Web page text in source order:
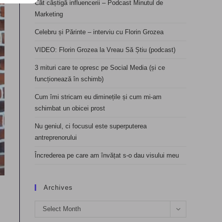
Cât câștigă influencerii – Podcast Minutul de
Marketing
Celebru și Părinte – interviu cu Florin Grozea
VIDEO: Florin Grozea la Vreau Să Știu (podcast)
3 mituri care te opresc pe Social Media (și ce
funcționează în schimb)
Cum îmi stricam eu diminețile și cum mi-am
schimbat un obicei prost
Nu geniul, ci focusul este superputerea
antreprenorului
Încrederea pe care am învățat s-o dau visului meu
Archives
Archives
Select Month